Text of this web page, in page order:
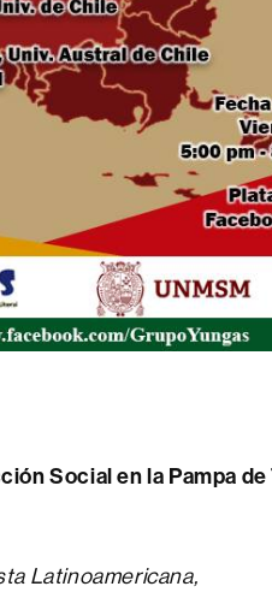
Social en la Pampa
Latinoamericana,